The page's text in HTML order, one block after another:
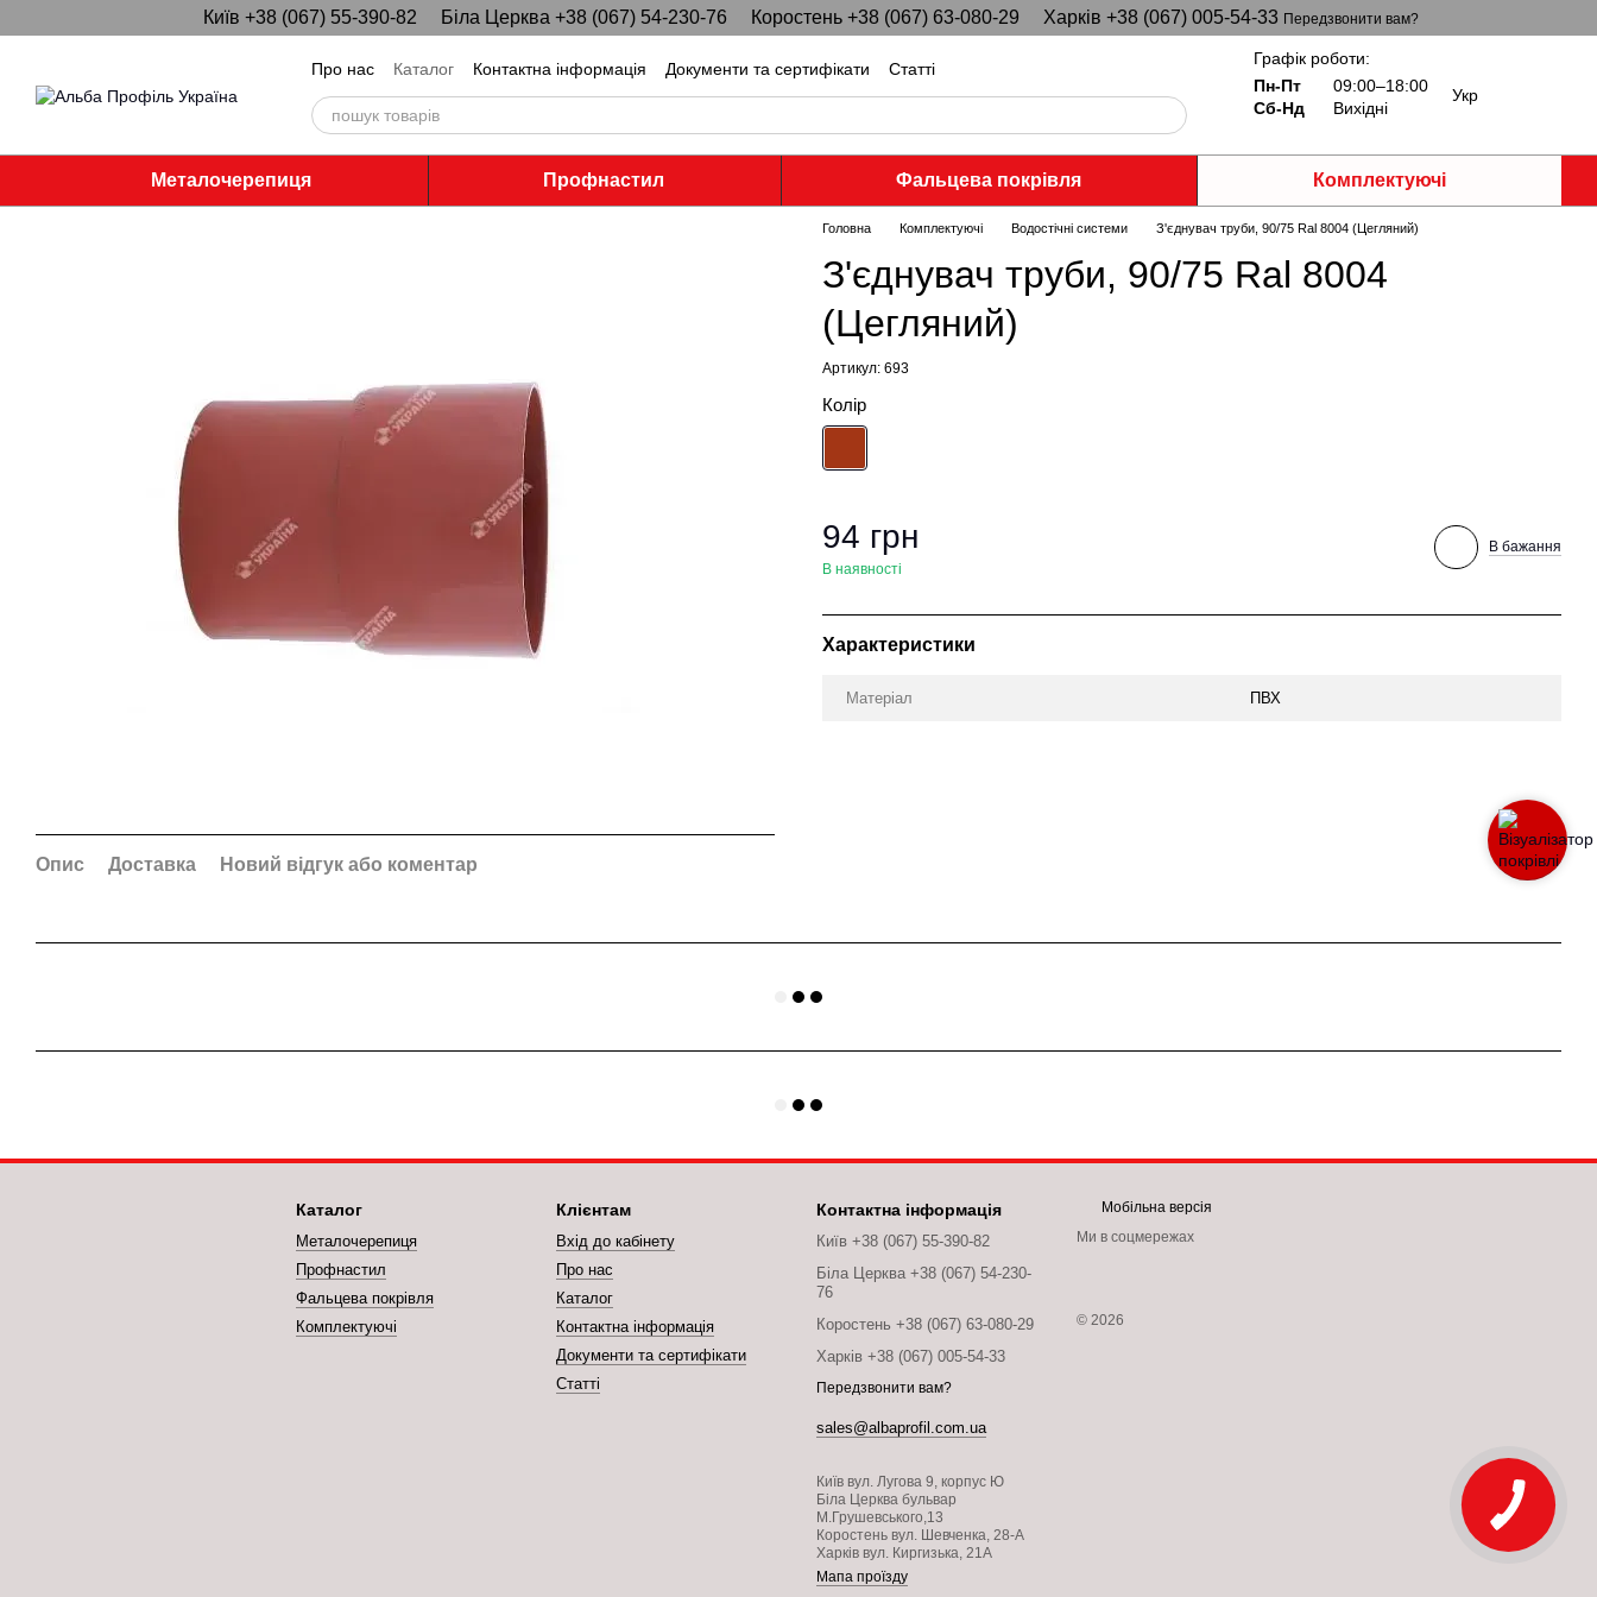
Перейти до основного контентуКиїв +38 (067) 55-390-82 Біла Церква +38 (067) 54-230-76 Коростень +38 (067) 63-080-29 Харків +38 (067) 005-54-33 Передзвонити вам?
Про нас Каталог Контактна інформація Документи та сертифікати Статті
Графік роботи:
Пн-Пт
09:00–18:00
Сб-Нд
Вихідні
Укр
Металочерепиця Профнастил Фальцева покрівля Комплектуючі
Опис Доставка Новий відгук або коментар
Головна Комплектуючі Водостічні системи З'єднувач труби, 90/75 Ral 8004 (Цегляний)
З'єднувач труби, 90/75 Ral 8004
(Цегляний)
Артикул: 693
Колір
94 грн
В наявності
В бажання
Характеристики
Матеріал ПВХ
Каталог
Металочерепиця
Профнастил
Фальцева покрівля
Комплектуючі
Клієнтам
Вхід до кабінету
Про нас
Каталог
Контактна інформація
Документи та сертифікати
Статті
Контактна інформація
Київ +38 (067) 55-390-82
Біла Церква +38 (067) 54-230-
76
Коростень +38 (067) 63-080-29
Харків +38 (067) 005-54-33
Передзвонити вам?
sales@albaprofil.com.ua
Київ вул. Лугова 9, корпус Ю
Біла Церква бульвар
М.Грушевського,13
Коростень вул. Шевченка, 28-А
Харків вул. Киргизька, 21А
Мапа проїзду
Мобільна версія
Ми в соцмережах
© 2026